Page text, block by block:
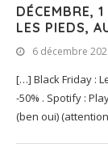
DÉCEMBRE,
LES PIEDS,
6 décembre
[…] Black Friday :
-50% . Spotify :
(ben oui)